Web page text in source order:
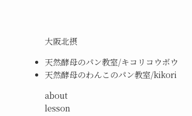
大阪北摂
天然酵母のパン教室/キコリコウボウ
天然酵母のわんこのパン教室/kikori
about
lesson